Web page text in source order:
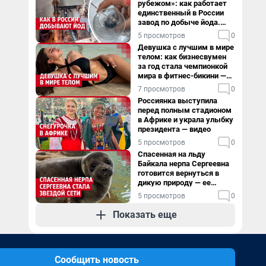
рубежом»: как работает
единственный в России
завод по добыче йода.
Видео
5 просмотров 0
Девушка с лучшим в мире
телом: как бизнесвумен
за год стала чемпионкой
мира в фитнес-бикини —
видео
7 просмотров 0
Россиянка выступила
перед полным стадионом
в Африке и украла улыбку
президента — видео
5 просмотров 0
Спасенная на льду
Байкала нерпа Сергеевна
готовится вернуться в
дикую природу — ее
видеоистория
5 просмотров 0
Показать еще
Сообщить новость